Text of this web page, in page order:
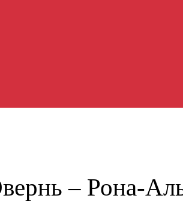
– Рона-